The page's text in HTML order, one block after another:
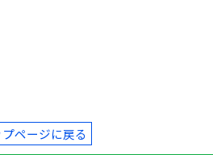
プページに戻る